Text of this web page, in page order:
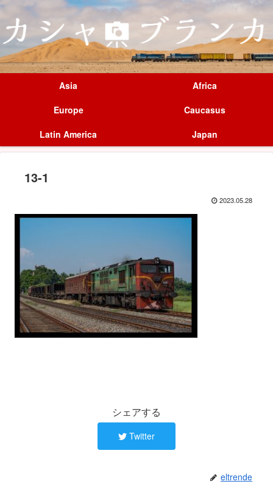
Asia
Africa
Europe
Caucasus
Latin America
Japan
13-1
2023.05.28
シェアする
Twitter
eltrende